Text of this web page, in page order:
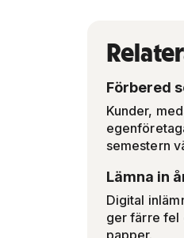
Förbered
Kunder,
semestern
Lämna in
Digital
ger färre fel
papper.